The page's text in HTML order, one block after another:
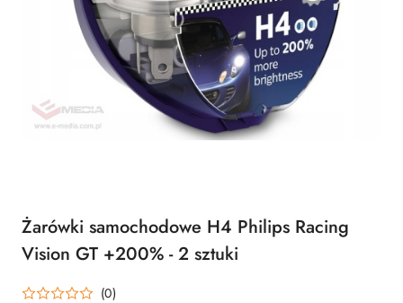
Żarówki samochodowe H4 Philips Racing
Vision GT +200% - 2 sztuki
(0)